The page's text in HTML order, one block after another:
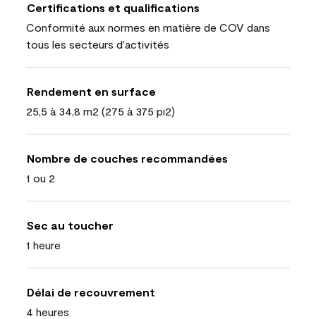
Certifications et qualifications
Conformité aux normes en matière de COV dans
tous les secteurs d'activités
Rendement en surface
25,5 à 34,8 m2 (275 à 375 pi2)
Nombre de couches recommandées
1 ou 2
Sec au toucher
1 heure
Délai de recouvrement
4 heures